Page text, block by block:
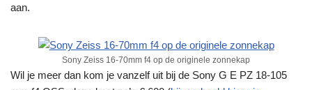
aan.
Sony Zeiss 16-70mm f4 op de originele zonnekap
Wil je meer dan kom je vanzelf uit bij de Sony G E PZ 18-105